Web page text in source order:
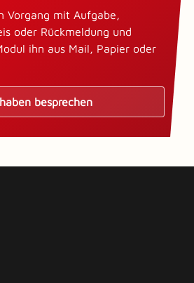
Vorgang mit Aufgabe,
oder Rückmeldung und
ihn aus Mail, Papier oder
besprechen